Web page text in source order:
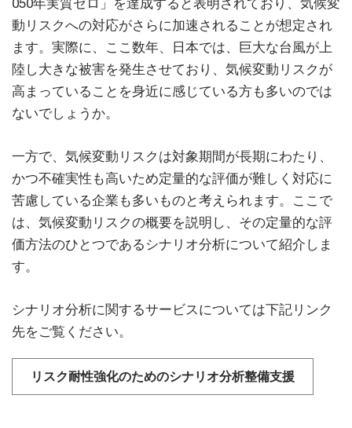
050年実質ゼロ」を達成すると表明されており、気候変
動リスクへの対応がさらに加速されることが想定され
ます。実際に、ここ数年、日本では、巨大な台風が上
陸し大きな被害を発生させており、気候変動リスクが
高まっていることを身近に感じている方も多いのでは
ないでしょうか。
一方で、気候変動リスクは対象期間が長期にわたり、
かつ不確実性も高いため定量的な評価が難しく対応に
苦慮している企業も多いものと考えられます。ここで
は、気候変動リスクの概要を説明し、その定量的な評
価方法のひとつであるシナリオ分析について紹介しま
す。
シナリオ分析に関するサービスについては下記リンク
先をご覧ください。
リスク耐性強化のためのシナリオ分析整備支援